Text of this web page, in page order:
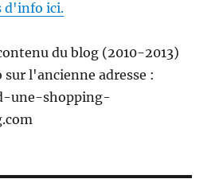
d'info ici.
du blog (2010-2013)
l'ancienne adresse :
une-shopping-